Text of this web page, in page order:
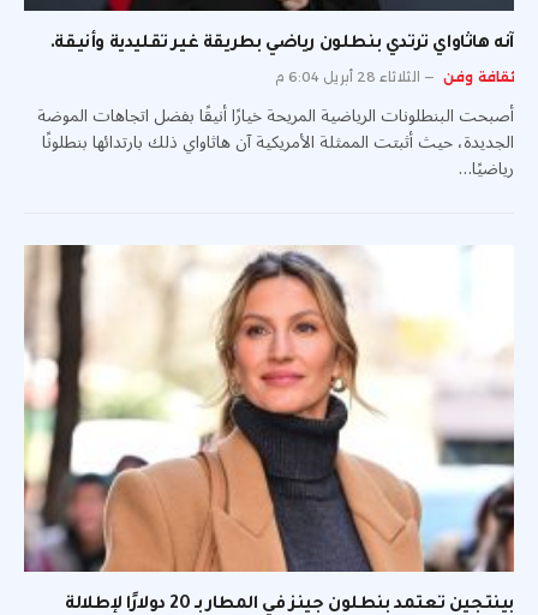
آنه هاثاواي ترتدي بنطلون رياضي بطريقة غير تقليدية وأنيقة.
ثقافة وفن الثلاثاء 28 أبريل 6:04 م
أصبحت البنطلونات الرياضية المريحة خيارًا أنيقًا بفضل اتجاهات الموضة
الجديدة، حيث أثبتت الممثلة الأمريكية آن هاثاواي ذلك بارتدائها بنطلونًا
رياضيًا…
بينتجين تعتمد بنطلون جينز في المطار بـ 20 دولارًا لإطلالة